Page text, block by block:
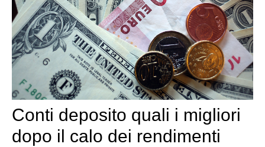
Conti deposito quali i migliori
dopo il calo dei rendimenti